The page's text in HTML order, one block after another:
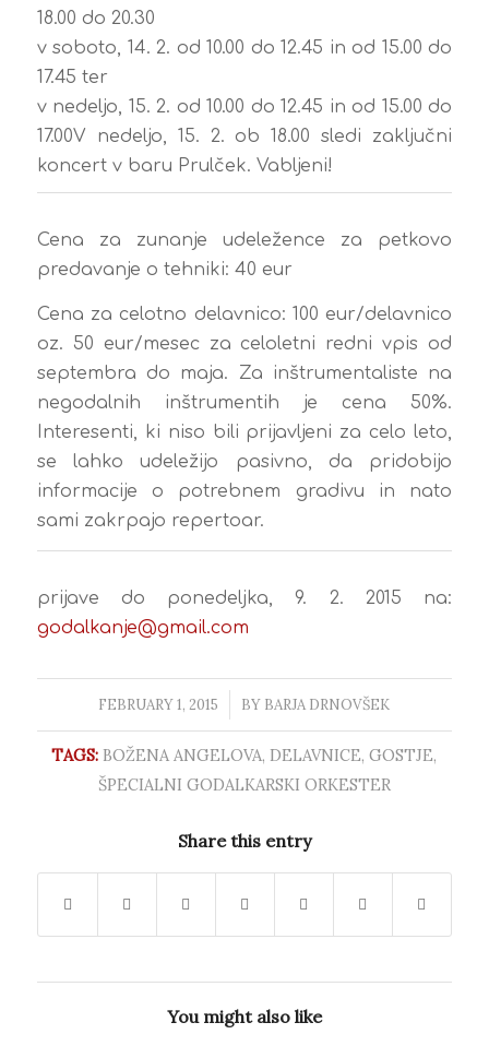
18.00 do 20.30
v soboto, 14. 2. od 10.00 do 12.45 in od 15.00 do
17.45 ter
v nedeljo, 15. 2. od 10.00 do 12.45 in od 15.00 do
17.00V nedeljo, 15. 2. ob 18.00 sledi zaključni
koncert v baru Prulček. Vabljeni!
Cena za zunanje udeležence za petkovo
predavanje o tehniki: 40 eur
Cena za celotno delavnico: 100 eur/delavnico
oz. 50 eur/mesec za celoletni redni vpis od
septembra do maja. Za inštrumentaliste na
negodalnih inštrumentih je cena 50%.
Interesenti, ki niso bili prijavljeni za celo leto,
se lahko udeležijo pasivno, da pridobijo
informacije o potrebnem gradivu in nato
sami zakrpajo repertoar.
prijave do ponedeljka, 9. 2. 2015 na:
godalkanje@gmail.com
FEBRUARY 1, 2015
/ BY BARJA DRNOVŠEK
TAGS: BOŽENA ANGELOVA,DELAVNICE,GOSTJE,
ŠPECIALNI GODALKARSKI ORKESTER
Share this entry
You might also like